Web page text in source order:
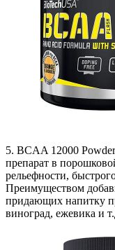
5. BCAA 12000
препарат в
рельефности,
Преимуществом
придающих напитку
виноград, ежевика и